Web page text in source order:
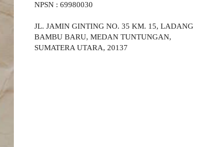
NPSN : 69980030
JL. JAMIN GINTING NO. 35 KM. 15, LADANG
BAMBU BARU, MEDAN TUNTUNGAN,
SUMATERA UTARA, 20137